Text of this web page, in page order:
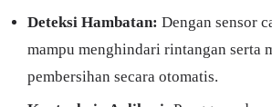
Deteksi Hambatan: Dengan sensor
mampu menghindari rintangan serta
pembersihan secara otomatis.